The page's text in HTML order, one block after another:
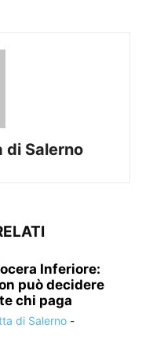
di Salerno
Inferiore:
può decidere
chi paga
di Salerno -